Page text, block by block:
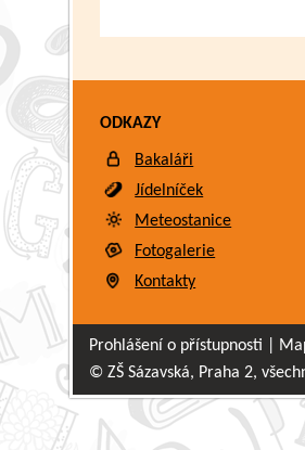
ODKAZY
Bakaláři
Jídelníček
Meteostanice
Fotogalerie
Kontakty
Prohlášení o přístupnosti
© ZŠ Sázavská, Praha 2,